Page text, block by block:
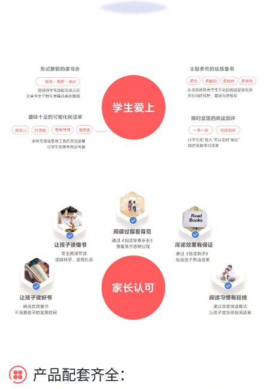
产品配套齐全：